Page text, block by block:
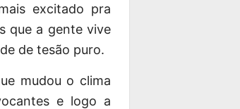
excitado pra
que a gente vive
de tesão puro.
mudou o clima
e logo a